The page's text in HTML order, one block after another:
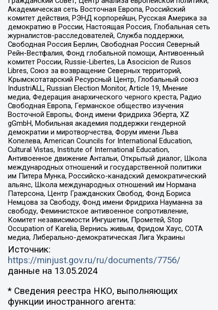
Академическая сеть Восточная Европа, Российский
комитет действия, РЭНД корпорейшн, Русская Америка за
демократию в России, Настоящая Россия, Глобальная сеть
журналистов-расследователей, Служба поддержки,
Свободная Россия Берлин, Свободная Россия Северный
Рейн-Вестфалия, Фонд глобальной помощи, Антивоенный
комитет России, Russie-Libertes, La Asocicion de Rusos
Libres, Союз за возвращение Северных территорий,
Крымскотатарский Ресурсный Центр, Глобальный союз
IndustriALL, Russian Election Monitor, Article 19, Мнение
медиа, Федерация анархического черного креста, Радио
Свободная Европа, Германское общество изучения
Восточной Европы, Фонд имени Фридриха Эберта, XZ
gGmbH, Мобильная академия поддержки гендерной
демократии и миротворчества, Форум имени Льва
Копелева, American Councils for International Education,
Cultural Vistas, Institute of International Education,
Антивоенное движение Антальи, Открытый диалог, Школа
международных отношений и государственной политики
им Питера Мунка, Российско-канадский демократический
альянс, Школа международных отношений им Нормана
Патерсона, Центр Гражданских Свобод, Фонд Бориса
Немцова за Свободу, Фонд имени Фридриха Науманна за
свободу, Феминистское антивоенное сопротивление,
Комитет независимости Ингушетии, Прометей, Stop
Occupation of Karelia, Вернись живым, Фридом Хаус, СОТА
медиа, Либерально-демократическая Лига Украины
Источник:
https://minjust.gov.ru/ru/documents/7756/
данные на 13.05.2024
* Сведения реестра НКО, выполняющих
функции иностранного агента: